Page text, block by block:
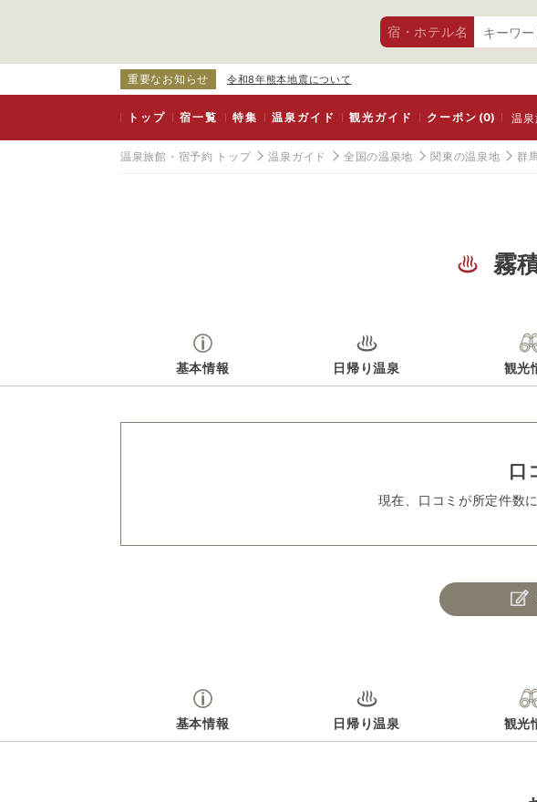
宿・ホテル名
重要なお知らせ 令和8年熊本地震について
トップ 宿一覧 特集 温泉ガイド 観光ガイド クーポン(0) 温泉
温泉旅館・宿予約 トップ 温泉ガイド 全国の温泉地 関東の温泉地 群
霧
基本情報 日帰り温泉 観光
口
現在、口コミが所定件数
基本情報 日帰り温泉 観光